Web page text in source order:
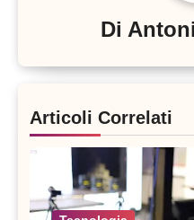
Di
Articoli Correlati